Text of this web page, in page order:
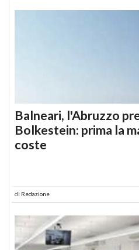
Balneari, l'Abruzzo
Bolkestein: prima la
coste
di Redazione